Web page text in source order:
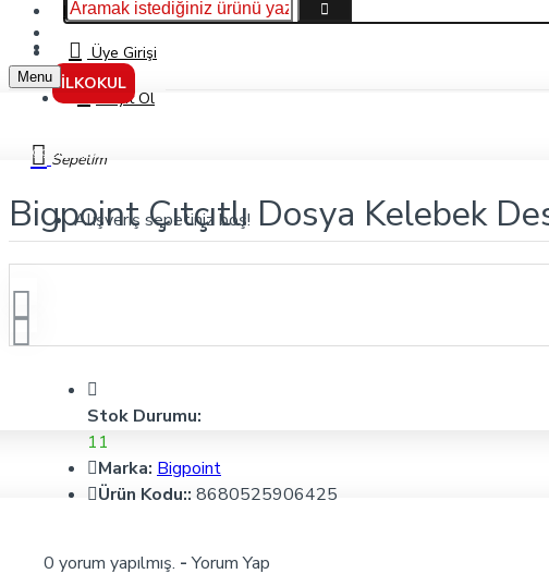
Hakkımızda
İletişimÜye Girişi
Kayıt Ol
Sepetim
Alışveriş sepetiniz boş!
İLKOKUL
Menu
Bigpoint Çıtçıtlı Dosya Kelebek Desenli Mor (236)
Bigpoint Çıtçıtlı Dosya Kelebek
Stok Durumu:
11
Marka: Bigpoint
Ürün Kodu:: 8680525906425
0 yorum yapılmış. - Yorum Yap